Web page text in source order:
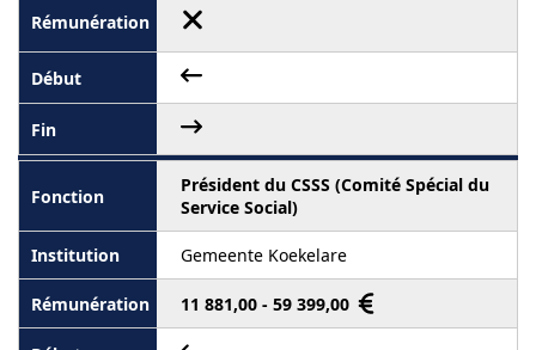
Président du CSSS (Comité Spécial du
Service Social)
Gemeente Koekelare
11 881,00 - 59 399,00